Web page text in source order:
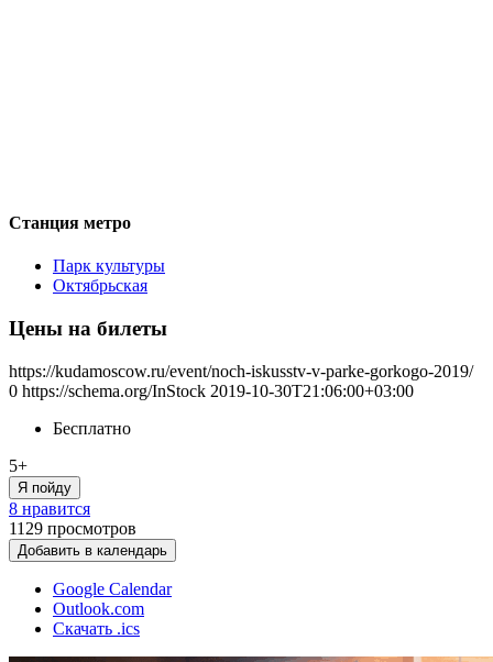
Станция метро
Парк культуры
Октябрьская
Цены на билеты
https://kudamoscow.ru/event/noch-iskusstv-v-parke-gorkogo-2019/
0 https://schema.org/InStock 2019-10-30T21:06:00+03:00
Бесплатно
5+
Я пойду
8 нравится
1129 просмотров
Добавить в календарь
Google Calendar
Outlook.com
Скачать .ics